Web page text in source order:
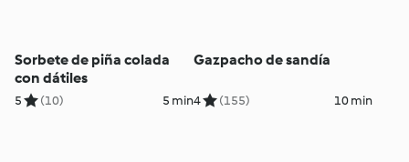
Sorbete de piña colada
con dátiles
5 (10) 5 min
Gazpacho de sandía
4 (155) 10 min